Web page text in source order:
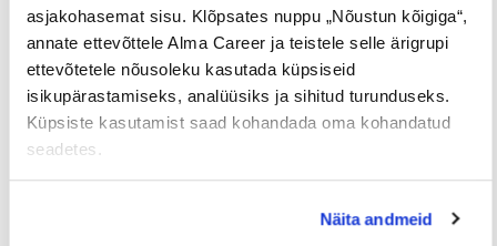
asjakohasemat sisu. Klõpsates nuppu „Nõustun kõigiga“,
annate ettevõttele Alma Career ja teistele selle ärigrupi
ettevõtetele nõusoleku kasutada küpsiseid
isikupärastamiseks, analüüsiks ja sihitud turunduseks.
Küpsiste kasutamist saad kohandada oma kohandatud
seadetes.
Näita andmeid
Tööpakkumised € Avaliku
palgaga töö
Kaugtöö ja
kodukontor
Palk alates
2500€
Lisateenimise
võimalus
Töö
noortele
Jaga postitust